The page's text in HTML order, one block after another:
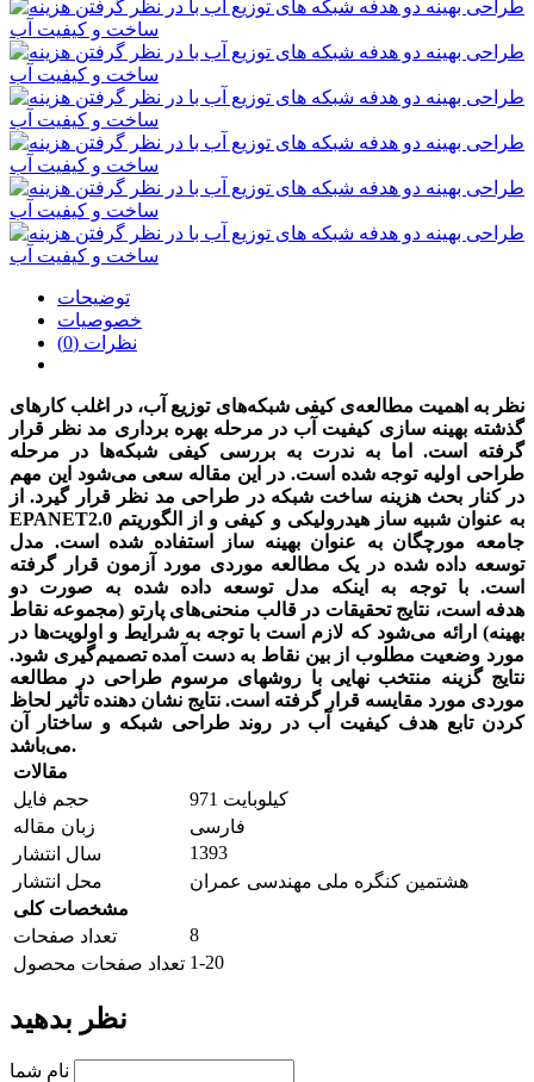
توضیحات
خصوصیات
نظرات (0)
نظر به اهمیت مطالعه‌ی کیفی شبکه‌های توزیع آب، در اغلب کارهای
گذشته بهینه سازی کیفیت آب در مرحله بهره برداری مد نظر قرار
گرفته است. اما به ندرت به بررسی کیفی شبکه‌ها در مرحله
طراحی اولیه توجه شده است. در این مقاله سعی می‌شود این مهم
در کنار بحث هزینه ساخت شبکه در طراحی مد نظر قرار گیرد. از
EPANET2.0 به عنوان شبیه ساز هیدرولیکی و کیفی و از الگوریتم
جامعه مورچگان به عنوان بهینه ساز استفاده شده است. مدل
توسعه داده شده در یک مطالعه موردی مورد آزمون قرار گرفته
است. با توجه به اینکه مدل توسعه داده شده به صورت دو
هدفه است، نتایج تحقیقات در قالب منحنی‌های پارتو (مجموعه نقاط
بهینه) ارائه می‌شود که لازم است با توجه به شرایط و اولویت‌ها در
مورد وضعیت مطلوب از بین نقاط به دست آمده تصمیم‌گیری شود.
نتایج گزینه منتخب نهایی با روشهای مرسوم طراحی در مطالعه
موردی مورد مقایسه قرار گرفته است. نتایج نشان دهنده تأثیر لحاظ
کردن تابع هدف کیفیت آب در روند طراحی شبکه و ساختار آن
می‌باشد.
مقالات
حجم فایل
971 کیلوبایت
زبان مقاله
فارسی
سال انتشار
1393
محل انتشار
هشتمین کنگره ملی مهندسی عمران
مشخصات کلی
تعداد صفحات
8
تعداد صفحات محصول 1-20
نظر بدهید
نام شما